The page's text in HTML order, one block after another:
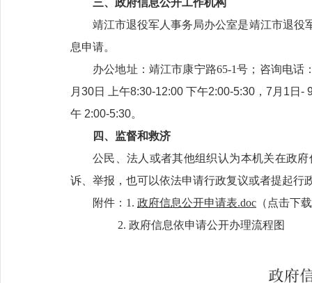
三、政府信息公开工作机构
靖江市退役军人事务局办公室是靖江市退役
息申请。
办公地址：靖江市康宁路65-1号；咨询电话
月30日 上午8:30-12:00 下午2:00-5:30，7月1日
午 2:00-5:30。
四、监督和救济
公民、法人或者其他组织认为本机关在政
诉、举报，也可以依法申请行政复议或者提起行
附件：1. 政府信息公开申请表.doc （点击下
2. 政府信息依申请公开办理流程图